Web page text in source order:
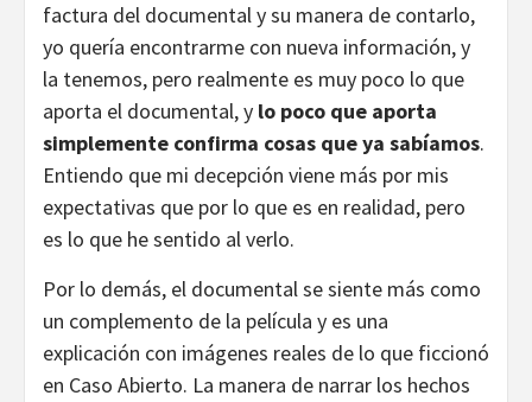
factura del documental y su manera de contarlo,
yo quería encontrarme con nueva información, y
la tenemos, pero realmente es muy poco lo que
aporta el documental, y lo poco que aporta
simplemente confirma cosas que ya sabíamos.
Entiendo que mi decepción viene más por mis
expectativas que por lo que es en realidad, pero
es lo que he sentido al verlo.
Por lo demás, el documental se siente más como
un complemento de la película y es una
explicación con imágenes reales de lo que ficcionó
en Caso Abierto. La manera de narrar los hechos